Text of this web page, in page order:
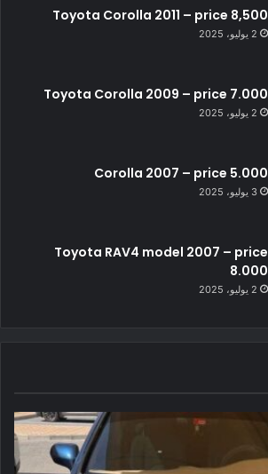
Toyota Corolla 2011 – price 8,500
2 يوليو، 2025
Toyota Corolla 2009 – price 7.000
2 يوليو، 2025
Corolla 2007 – price 5.000
3 يوليو، 2025
Toyota RAV4 model 2007 – price
8.000
2 يوليو، 2025